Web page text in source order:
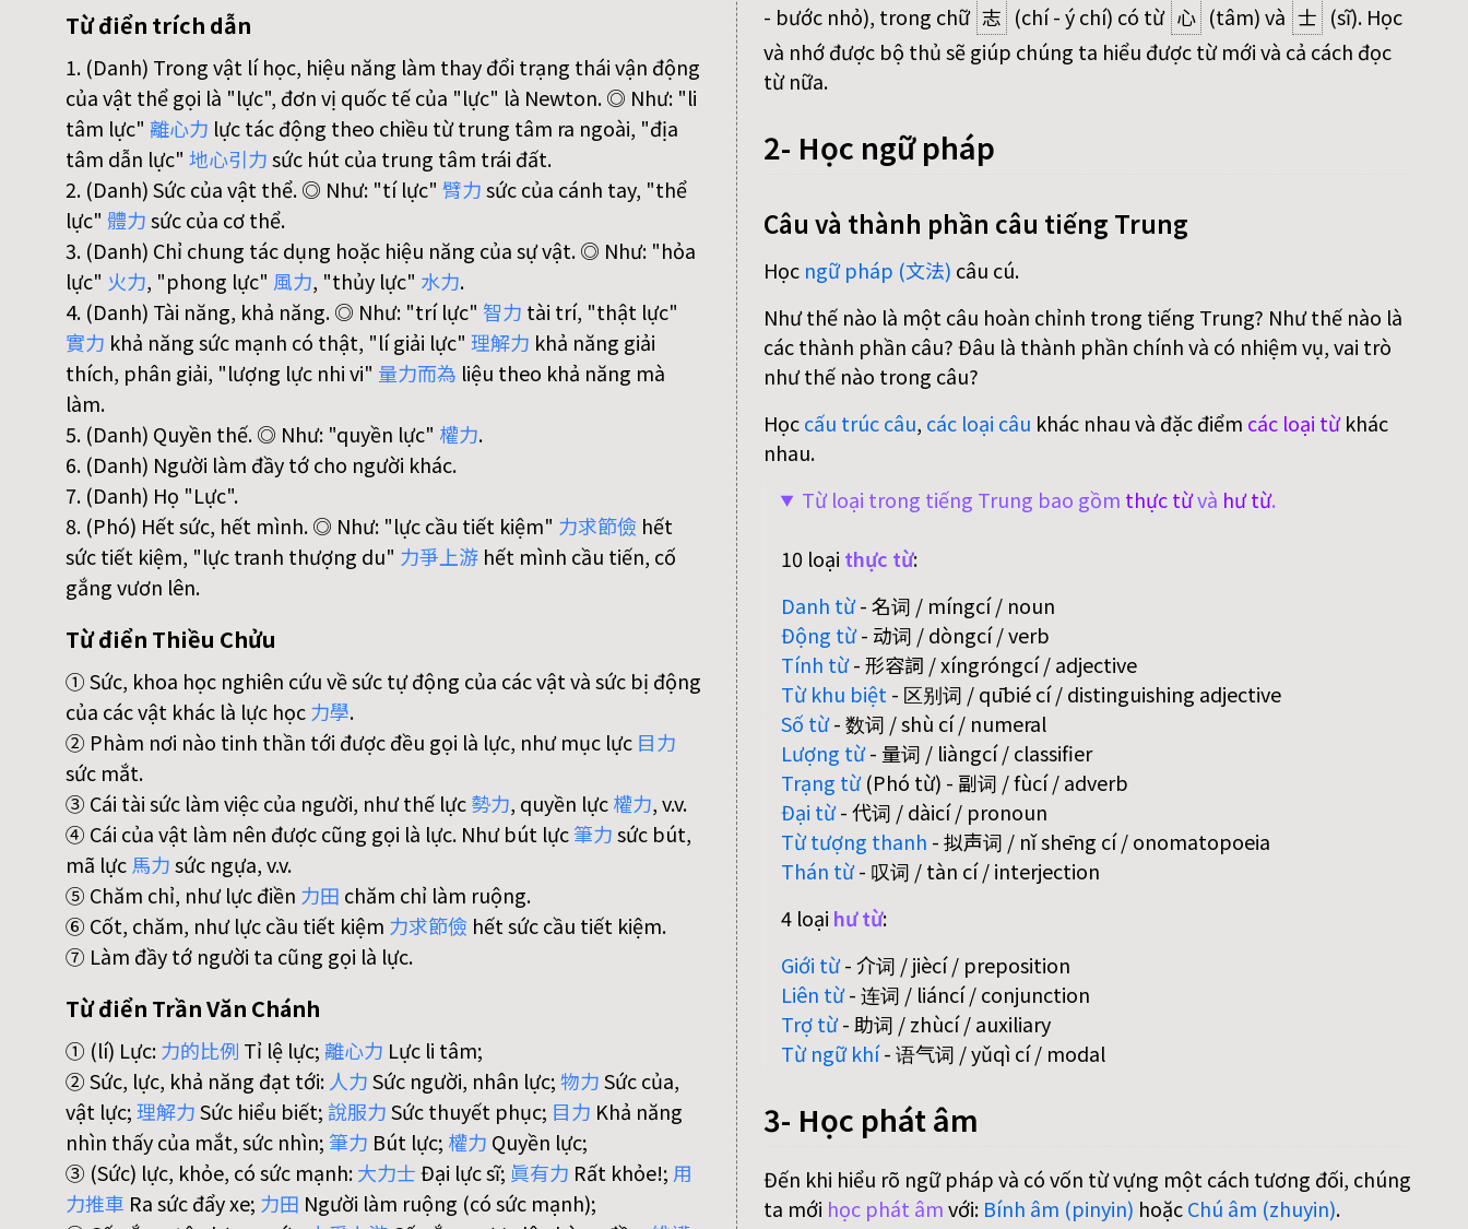
Từ điển trích dẫn
1. (Danh) Trong vật lí học, hiệu năng làm thay đổi trạng thái vận động
của vật thể gọi là "lực", đơn vị quốc tế của "lực" là Newton. ◎ Như: "li
tâm lực" 離心力 lực tác động theo chiều từ trung tâm ra ngoài, "địa
tâm dẫn lực" 地心引力sức hút của trung tâm trái đất.
2. (Danh) Sức của vật thể. ◎ Như: "tí lực" 臂力sức của cánh tay, "thể
lực" 體力sức của cơ thể.
3. (Danh) Chỉ chung tác dụng hoặc hiệu năng của sự vật. ◎ Như: "hỏa
lực" 火力, "phong lực" 風力, "thủy lực" 水力.
4. (Danh) Tài năng, khả năng. ◎ Như: "trí lực" 智力 tài trí, "thật lực"
實力 khả năng sức mạnh có thật, "lí giải lực" 理解力 khả năng giải
thích, phân giải, "lượng lực nhi vi" 量力而為 liệu theo khả năng mà
làm.
5. (Danh) Quyền thế. ◎ Như: "quyền lực" 權力.
6. (Danh) Người làm đầy tớ cho người khác.
7. (Danh) Họ "Lực".
8. (Phó) Hết sức, hết mình. ◎ Như: "lực cầu tiết kiệm" 力求節儉 hết
sức tiết kiệm, "lực tranh thượng du" 力爭 上游 hết mình cầu tiến, cố
gắng vươn lên.
Từ điển Thiều Chửu
① Sức, khoa học nghiên cứu về sức tự động của các vật và sức bị động
của các vật khác là lực học力學.
② Phàm nơi nào tinh thần tới được đều gọi là lực, như mục lực 目力
sức mắt.
③ Cái tài sức làm việc của người, như thế lực勢力, quyền lực權力, v.v.
④ Cái của vật làm nên được cũng gọi là lực. Như bút lực筆力sức bút,
mã lực 馬力sức ngựa, v.v.
⑤ Chăm chỉ, như lực điền 力田 chăm chỉ làm ruộng.
⑥ Cốt, chăm, như lực cầu tiết kiệm 力求節儉 hết sức cầu tiết kiệm.
⑦ Làm đầy tớ người ta cũng gọi là lực.
Từ điển Trần Văn Chánh
① (lí) Lực:力的比例 Tỉ lệ lực; 離心力 Lực li tâm;
② Sức, lực, khả năng đạt tới: 人力Sức người, nhân lực;物力Sức của,
vật lực;理解力Sức hiểu biết;說服力Sức thuyết phục; 目力 Khả năng
nhìn thấy của mắt, sức nhìn; 筆力 Bút lực; 權力 Quyền lực;
③ (Sức) lực, khỏe, có sức mạnh:大力士Đại lực sĩ; 眞有力 Rất khỏe!; 用
力推車 Ra sức đẩy xe; 力田 Người làm ruộng (có sức mạnh);
- bước nhỏ), trong chữ 志 (chí - ý chí) có từ 心 (tâm) và 士 (sĩ). Học
và nhớ được bộ thủ sẽ giúp chúng ta hiểu được từ mới và cả cách đọc
từ nữa.
2- Học ngữ pháp
Câu và thành phần câu tiếng Trung
Học ngữ pháp (文法) câu cú.
Như thế nào là một câu hoàn chỉnh trong tiếng Trung? Như thế nào là
các thành phần câu? Đâu là thành phần chính và có nhiệm vụ, vai trò
như thế nào trong câu?
Họccấu trúc câu, các loại câu khác nhau và đặc điểm các loại từkhác
nhau.
Từ loại trong tiếng Trung bao gồm thực từvà hư từ.
10 loại thực từ:
Danh từ- 名词 / míngcí / noun
Động từ- 动词 / dòngcí / verb
Tính từ- 形容詞 / xíngróngcí / adjective
Từ khu biệt - 区别词 / qūbié cí / distinguishing adjective
Số từ- 数词 / shù cí / numeral
Lượng từ- 量词 / liàngcí / classifier
Trạng từ(Phó từ) - 副词 / fùcí / adverb
Đại từ- 代词 / dàicí / pronoun
Từ tượng thanh - 拟声词 / nǐ shēng cí / onomatopoeia
Thán từ- 叹词 / tàn cí / interjection
4 loại hư từ:
Giới từ- 介词 / jiècí / preposition
Liên từ- 连词 / liáncí / conjunction
Trợ từ- 助词 / zhùcí / auxiliary
Từ ngữ khí- 语气词 / yǔqì cí / modal
3- Học phát âm
Đến khi hiểu rõ ngữ pháp và có vốn từ vựng một cách tương đối, chúng
ta mới học phát âmvới: Bính âm (pinyin) hoặcChú âm (zhuyin).